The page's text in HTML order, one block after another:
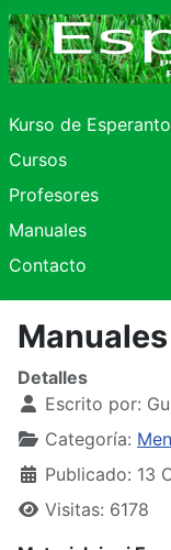
Kurso de
Cursos
Profesores
Manuales
Contacto
Manuales
Detalles
Escrito por:
Categoría:
Publicado: 13
Visitas: 6178